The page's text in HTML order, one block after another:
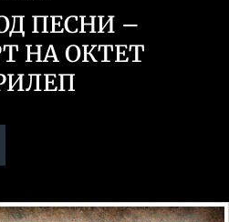
ПЕСНИ –
НА ОКТЕТ